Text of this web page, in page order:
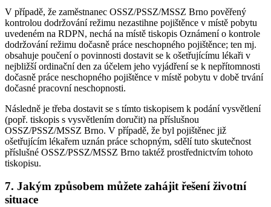
V případě, že zaměstnanec OSSZ/PSSZ/MSSZ Brno pověřený
kontrolou dodržování režimu nezastihne pojištěnce v místě pobytu
uvedeném na RDPN, nechá na místě tiskopis Oznámení o kontrole
dodržování režimu dočasně práce neschopného pojištěnce; ten mj.
obsahuje poučení o povinnosti dostavit se k ošetřujícímu lékaři v
nejbližší ordinační den za účelem jeho vyjádření se k nepřítomnosti
dočasně práce neschopného pojištěnce v místě pobytu v době trvání
dočasné pracovní neschopnosti.
Následně je třeba dostavit se s tímto tiskopisem k podání vysvětlení
(popř. tiskopis s vysvětlením doručit) na příslušnou
OSSZ/PSSZ/MSSZ Brno. V případě, že byl pojištěnec již
ošetřujícím lékařem uznán práce schopným, sdělí tuto skutečnost
příslušné OSSZ/PSSZ/MSSZ Brno taktéž prostřednictvím tohoto
tiskopisu.
7. Jakým způsobem můžete zahájit řešení životní
situace